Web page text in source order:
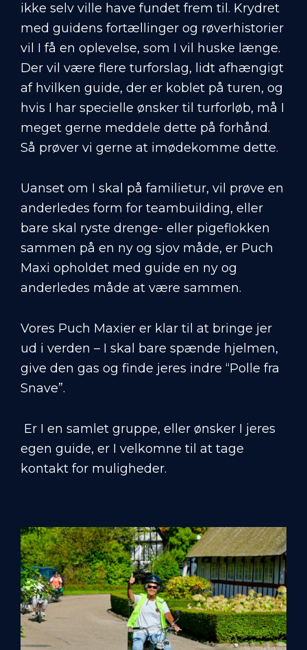
ikke selv ville have fundet frem til. Krydret
med guidens fortællinger og røverhistorier
vil I få en oplevelse, som I vil huske længe.
Der vil være flere turforslag, lidt afhængigt
af hvilken guide, der er koblet på turen, og
hvis I har specielle ønsker til turforløb, må I
meget gerne meddele dette på forhånd.
Så prøver vi gerne at imødekomme dette.
Uanset om I skal på familietur, vil prøve en
anderledes form for teambuilding, eller
bare skal ryste drenge- eller pigeflokken
sammen på en ny og sjov måde, er Puch
Maxi opholdet med guide en ny og
anderledes måde at være sammen.
Vores Puch Maxier er klar til at bringe jer
ud i verden – I skal bare spænde hjelmen,
give den gas og finde jeres indre “Polle fra
Snave”.
Er I en samlet gruppe, eller ønsker I jeres
egen guide, er I velkomne til at tage
kontakt for muligheder.